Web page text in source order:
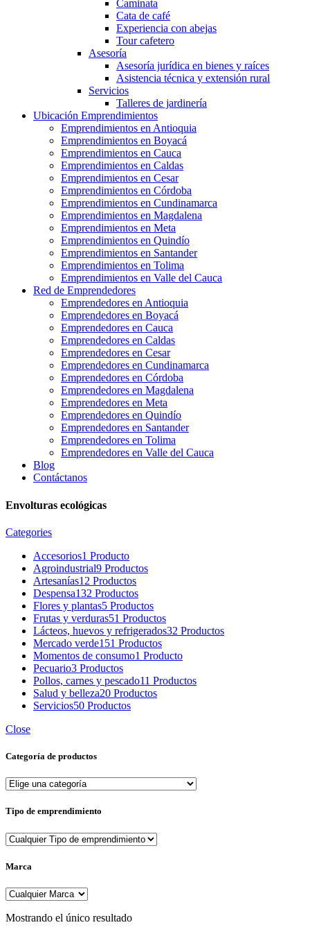
Caminata
Cata de café
Experiencia con abejas
Tour cafetero
Asesoría
Asesoría jurídica en bienes y raíces
Asistencia técnica y extensión rural
Servicios
Talleres de jardinería
Ubicación Emprendimientos
Emprendimientos en Antioquia
Emprendimientos en Boyacá
Emprendimientos en Cauca
Emprendimientos en Caldas
Emprendimientos en Cesar
Emprendimientos en Córdoba
Emprendimientos en Cundinamarca
Emprendimientos en Magdalena
Emprendimientos en Meta
Emprendimientos en Quindío
Emprendimientos en Santander
Emprendimientos en Tolima
Emprendimientos en Valle del Cauca
Red de Emprendedores
Emprendedores en Antioquia
Emprendedores en Boyacá
Emprendedores en Cauca
Emprendedores en Caldas
Emprendedores en Cesar
Emprendedores en Cundinamarca
Emprendedores en Córdoba
Emprendedores en Magdalena
Emprendedores en Meta
Emprendedores en Quindío
Emprendedores en Santander
Emprendedores en Tolima
Emprendedores en Valle del Cauca
Blog
Contáctanos
Envolturas ecológicas
Categories
Accesorios1 Producto
Agroindustrial9 Productos
Artesanías12 Productos
Despensa132 Productos
Flores y plantas5 Productos
Frutas y verduras51 Productos
Lácteos, huevos y refrigerados32 Productos
Mercado verde151 Productos
Momentos de consumo1 Producto
Pecuario3 Productos
Pollos, carnes y pescado11 Productos
Salud y belleza20 Productos
Servicios50 Productos
Close
Categoría de productos
Tipo de emprendimiento
Marca
Mostrando el único resultado